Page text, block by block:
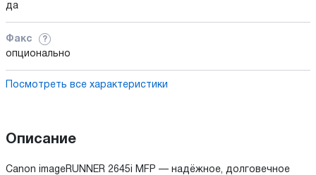
да
Факс ?
опционально
Посмотреть все характеристики
Описание
Canon imageRUNNER 2645i MFP — надёжное, долговечное